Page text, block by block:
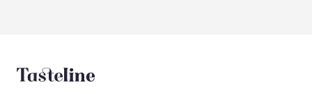
Tasteline startsida